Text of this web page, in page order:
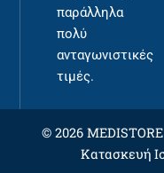
παράλληλα
πολύ
ανταγωνιστικές
τιμές.
© 2026
Κατασκευή